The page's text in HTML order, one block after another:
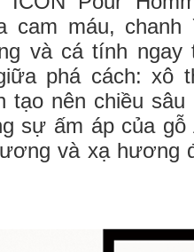
cam máu,
và cá tính ngay
phá cách: xô
tạo nên chiều
sự ấm áp của gỗ
và xạ hương